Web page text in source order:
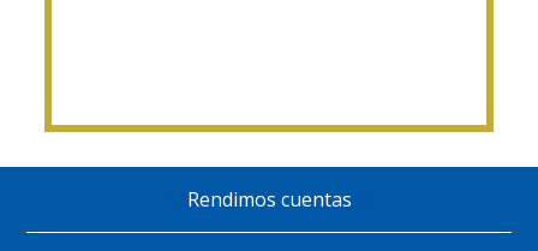
Rendimos cuentas